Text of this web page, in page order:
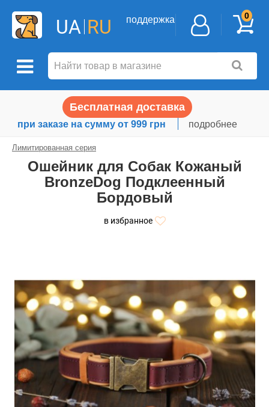
UA RU поддержка 0
Бесплатная доставка
при заказе на сумму от 999 грн подробнее
Лимитированная серия
Ошейник для Собак Кожаный
BronzeDog Подклеенный
Бордовый
в избранное